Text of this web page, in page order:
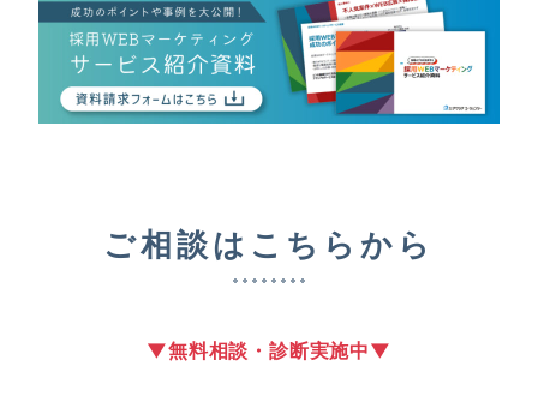
ご相談はこちらから
▼無料相談・診断実施中▼